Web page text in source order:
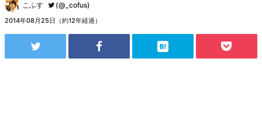
こふす (@_cofus)
2014年08月25日（約12年経過）